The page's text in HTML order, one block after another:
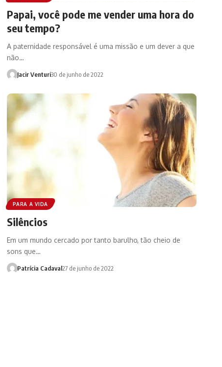
Papai, você pode me vender uma hora do
seu tempo?
A paternidade responsável é uma missão e um dever a que
não…
Jacir Venturi30 de junho de 2022
PARA A VIDA
Silêncios
Em um mundo cercado por tanto barulho, tão cheio de
sons que…
Patrícia Cadaval27 de junho de 2022